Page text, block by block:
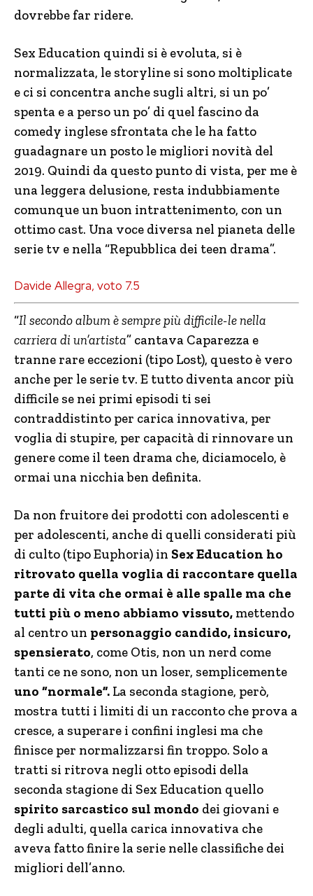
dovrebbe far ridere.
Sex Education quindi si è evoluta, si è
normalizzata, le storyline si sono moltiplicate
e ci si concentra anche sugli altri, si un po’
spenta e a perso un po’ di quel fascino da
comedy inglese sfrontata che le ha fatto
guadagnare un posto le migliori novità del
2019. Quindi da questo punto di vista, per me è
una leggera delusione, resta indubbiamente
comunque un buon intrattenimento, con un
ottimo cast. Una voce diversa nel pianeta delle
serie tv e nella “Repubblica dei teen drama”.
Davide Allegra, voto 7.5
“Il secondo album è sempre più difficile-le nella
carriera di un’artista” cantava Caparezza e
tranne rare eccezioni (tipo Lost), questo è vero
anche per le serie tv. E tutto diventa ancor più
difficile se nei primi episodi ti sei
contraddistinto per carica innovativa, per
voglia di stupire, per capacità di rinnovare un
genere come il teen drama che, diciamocelo, è
ormai una nicchia ben definita.
Da non fruitore dei prodotti con adolescenti e
per adolescenti, anche di quelli considerati più
di culto (tipo Euphoria) in Sex Education ho
ritrovato quella voglia di raccontare quella
parte di vita che ormai è alle spalle ma che
tutti più o meno abbiamo vissuto, mettendo
al centro un personaggio candido, insicuro,
spensierato, come Otis, non un nerd come
tanti ce ne sono, non un loser, semplicemente
uno “normale”. La seconda stagione, però,
mostra tutti i limiti di un racconto che prova a
cresce, a superare i confini inglesi ma che
finisce per normalizzarsi fin troppo. Solo a
tratti si ritrova negli otto episodi della
seconda stagione di Sex Education quello
spirito sarcastico sul mondo dei giovani e
degli adulti, quella carica innovativa che
aveva fatto finire la serie nelle classifiche dei
migliori dell’anno.